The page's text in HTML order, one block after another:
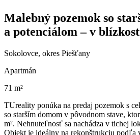
Malebný pozemok so
a potenciálom – v
Sokolovce, okres Piešťany
Apartmán
71 m²
TUreality ponúka na predaj pozemok s
so starším domom v pôvodnom stave,
m². Nehnuteľnosť sa nachádza v tichej
Objekt je ideálny na rekonštrukciu podľa